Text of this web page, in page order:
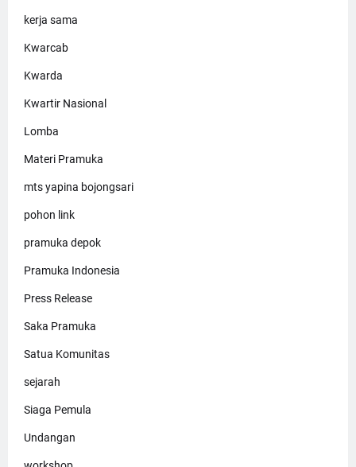
kerja sama
Kwarcab
Kwarda
Kwartir Nasional
Lomba
Materi Pramuka
mts yapina bojongsari
pohon link
pramuka depok
Pramuka Indonesia
Press Release
Saka Pramuka
Satua Komunitas
sejarah
Siaga Pemula
Undangan